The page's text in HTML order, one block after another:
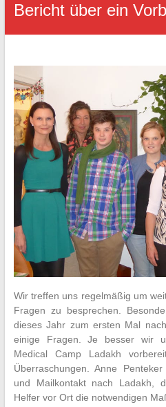
Bericht über ein
Wir treffen uns regelmäßig um
Fragen zu besprechen.
dieses Jahr zum ersten Mal
einige Fragen. Je besser wir
Medical Camp Ladakh
Überraschungen. Anne
und Mailkontakt nach Ladakh,
Helfer vor Ort die notwendigen